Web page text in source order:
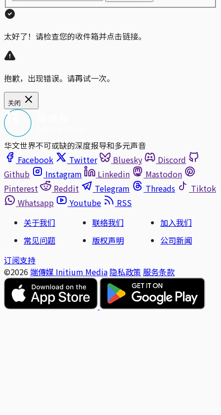
太好了！请检查您的收件箱并点击链接。
抱歉，出现错误。请再试一次。
关闭
华文世界不可或缺的深度报导和多元声音
Facebook
Twitter Bluesky
Discord
Github
Instagram Linkedin
Mastodon
Pinterest
Reddit Telegram Threads
Tiktok
Whatsapp
Youtube
RSS
关于我们
联络我们
加入我们
常见问题
版权声明
公司新闻
订阅支持
©2026 端傳媒 Initium Media 隐私政策 服务条款